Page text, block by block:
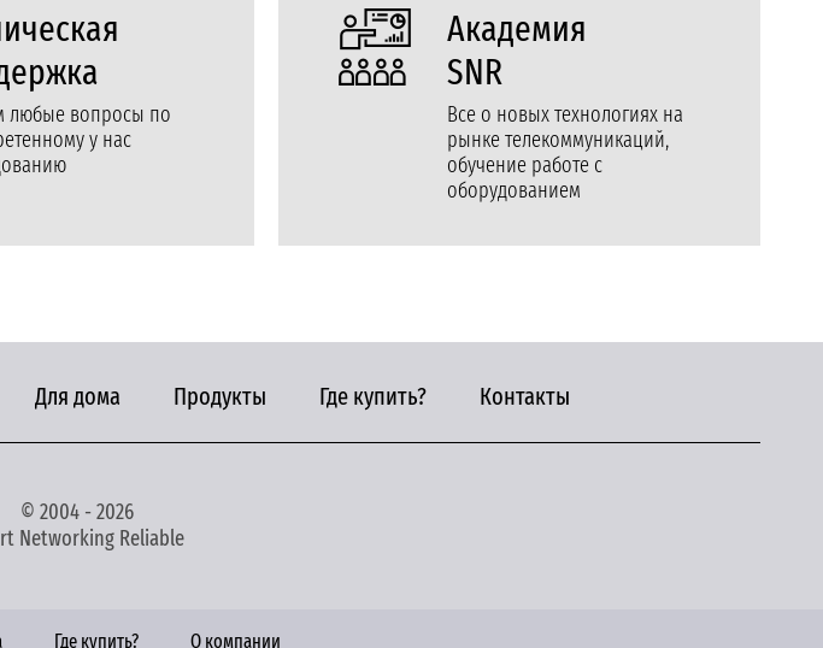
любые вопросы по
у нас
Академия
SNR
Все о новых технологиях на
рынке телекоммуникаций,
обучение работе с
оборудованием
Для дома Продукты Где купить? Контакты
© 2004 - 2026
Networking Reliable
Где купить? О компании